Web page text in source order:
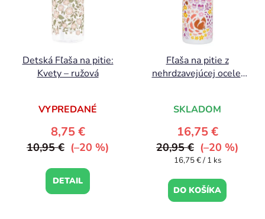
Detská Fľaša na pitie:
Kvety – ružová
VYPREDANÉ
8,75 €
10,95 € (–20 %)
DETAIL
Fľaša na pitie z
nehrdzavejúcej ocele:
SKLADOM
16,75 €
20,95 € (–20 %)
Jednotková
16,75 € / 1 ks
DO KOŠÍKA